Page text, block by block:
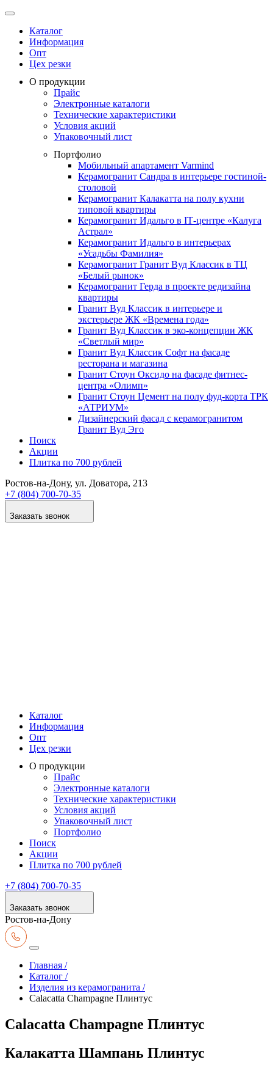
Каталог
Информация
Опт
Цех резки
О продукции
Прайс
Электронные каталоги
Технические характеристики
Условия акций
Упаковочный лист
Портфолио
Мобильный апартамент Varmind
Керамогранит Сандра в интерьере гостиной-
столовой
Керамогранит Калакатта на полу кухни
типовой квартиры
Керамогранит Идальго в IТ-центре «Калуга
Астрал»
Керамогранит Идальго в интерьерах
«Усадьбы Фамилия»
Керамогранит Гранит Вуд Классик в ТЦ
«Белый рынок»
Керамогранит Герда в проекте редизайна
квартиры
Гранит Вуд Классик в интерьере и
экстерьере ЖК «Времена года»
Гранит Вуд Классик в эко-концепции ЖК
«Светлый мир»
Гранит Вуд Классик Софт на фасаде
ресторана и магазина
Гранит Стоун Оксидо на фасаде фитнес-
центра «Олимп»
Гранит Стоун Цемент на полу фуд-корта ТРК
«АТРИУМ»
Дизайнер­ский фасад с керамогранитом
Гранит Вуд Эго
Поиск
Акции
Плитка по 700 рублей
Ростов-на-Дону, ул. Доватора, 213
+7 (804) 700-70-35
Заказать звонок
Каталог
Информация
Опт
Цех резки
О продукции
Прайс
Электронные каталоги
Технические характеристики
Условия акций
Упаковочный лист
Портфолио
Поиск
Акции
Плитка по 700 рублей
+7 (804) 700-70-35
Заказать звонок
Ростов-на-Дону
Главная /
Каталог /
Изделия из керамогранита /
Calacatta Champagne Плинтус
Calacatta Champagne Плинтус
Калакатта Шампань Плинтус